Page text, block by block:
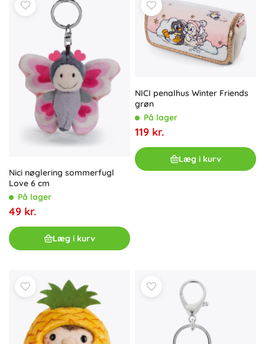
Nici nøglering sommerfugl
Love 6 cm
På lager
49 kr.
Læg i kurv
NICI penalhus Winter Friends
grøn
På lager
119 kr.
Læg i kurv